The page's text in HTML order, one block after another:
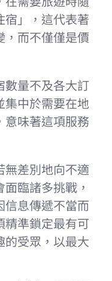
宿」，這代表著
，而不僅僅是價
數量不及各大訂
集中於需要在地
意味著這項服務
無差別地向不適
臨諸多挑戰，
信息傳遞不當而
精準鎖定最有可
的受眾，以最大